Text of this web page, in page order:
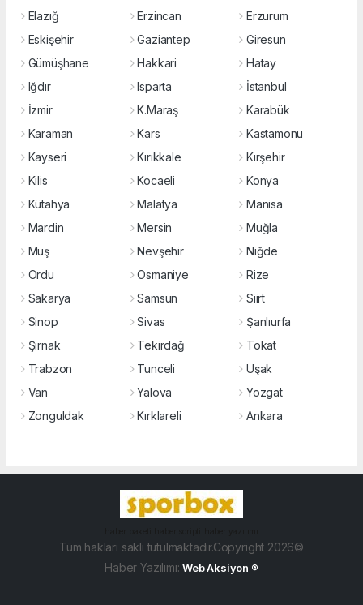
Elazığ
Erzincan
Erzurum
Eskişehir
Gaziantep
Giresun
Gümüşhane
Hakkari
Hatay
Iğdır
Isparta
İstanbul
İzmir
K.Maraş
Karabük
Karaman
Kars
Kastamonu
Kayseri
Kırıkkale
Kırşehir
Kilis
Kocaeli
Konya
Kütahya
Malatya
Manisa
Mardin
Mersin
Muğla
Muş
Nevşehir
Niğde
Ordu
Osmaniye
Rize
Sakarya
Samsun
Siirt
Sinop
Sivas
Şanlıurfa
Şırnak
Tekirdağ
Tokat
Trabzon
Tunceli
Uşak
Van
Yalova
Yozgat
Zonguldak
Kırklareli Ankara
Tüm hakları saklı tutulmaktadır.Copyright 2026©
Haber Yazılımı:Web Aksiyon ®